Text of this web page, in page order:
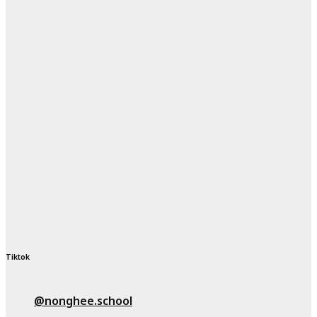
Tiktok
@nonghee.school